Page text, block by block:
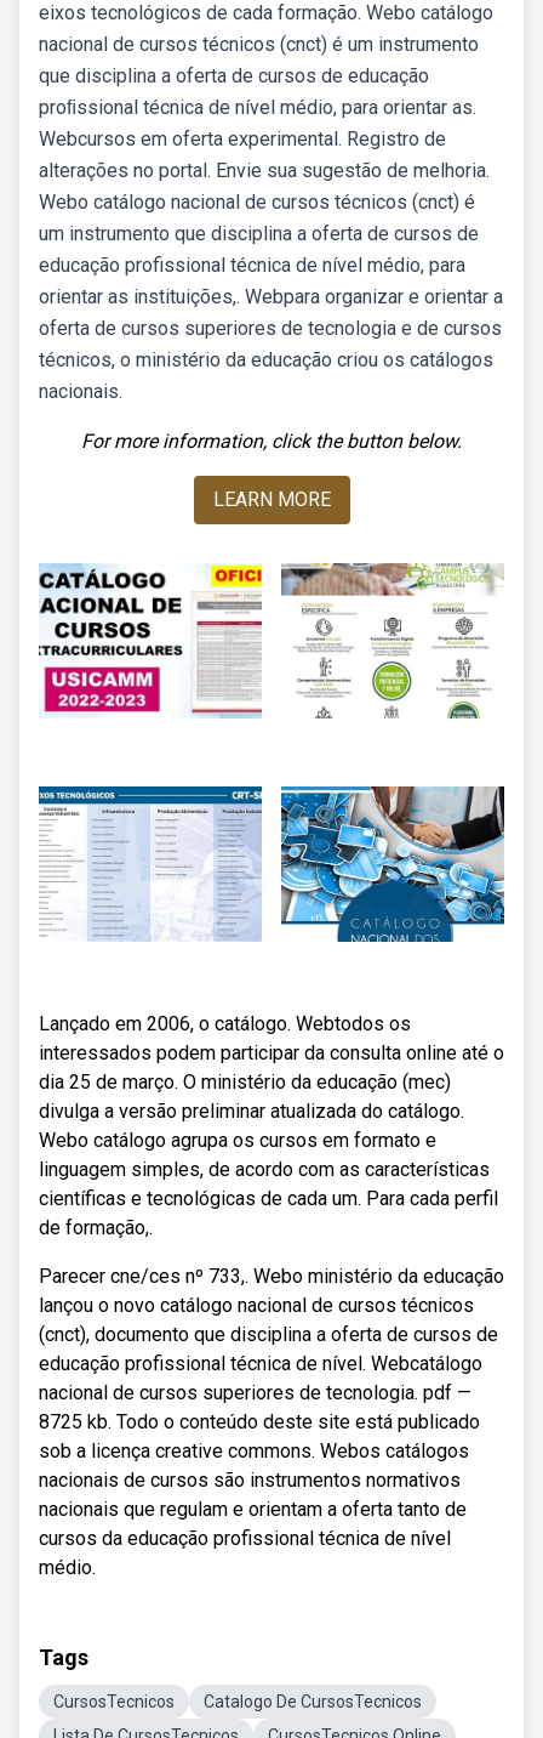
eixos tecnológicos de cada formação. Webo catálogo
nacional de cursos técnicos (cnct) é um instrumento
que disciplina a oferta de cursos de educação
proﬁssional técnica de nível médio, para orientar as.
Webcursos em oferta experimental. Registro de
alterações no portal. Envie sua sugestão de melhoria.
Webo catálogo nacional de cursos técnicos (cnct) é
um instrumento que disciplina a oferta de cursos de
educação profissional técnica de nível médio, para
orientar as instituições,. Webpara organizar e orientar a
oferta de cursos superiores de tecnologia e de cursos
técnicos, o ministério da educação criou os catálogos
nacionais.
For more information, click the button below.
LEARN MORE
Lançado em 2006, o catálogo. Webtodos os
interessados podem participar da consulta online até o
dia 25 de março. O ministério da educação (mec)
divulga a versão preliminar atualizada do catálogo.
Webo catálogo agrupa os cursos em formato e
linguagem simples, de acordo com as características
científicas e tecnológicas de cada um. Para cada perfil
de formação,.
Parecer cne/ces nº 733,. Webo ministério da educação
lançou o novo catálogo nacional de cursos técnicos
(cnct), documento que disciplina a oferta de cursos de
educação profissional técnica de nível. Webcatálogo
nacional de cursos superiores de tecnologia. pdf —
8725 kb. Todo o conteúdo deste site está publicado
sob a licença creative commons. Webos catálogos
nacionais de cursos são instrumentos normativos
nacionais que regulam e orientam a oferta tanto de
cursos da educação profissional técnica de nível
médio.
Tags
CursosTecnicos
Catalogo De CursosTecnicos